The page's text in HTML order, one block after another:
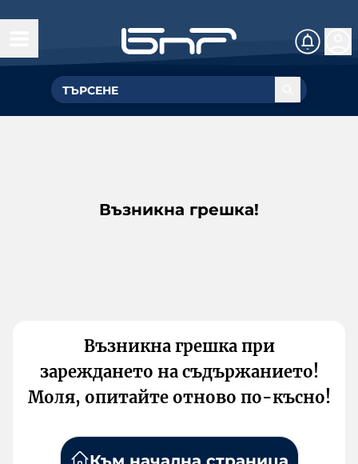
Възникна грешка!
Възникна грешка при
зареждането на съдържанието!
Моля, опитайте отново по-късно!